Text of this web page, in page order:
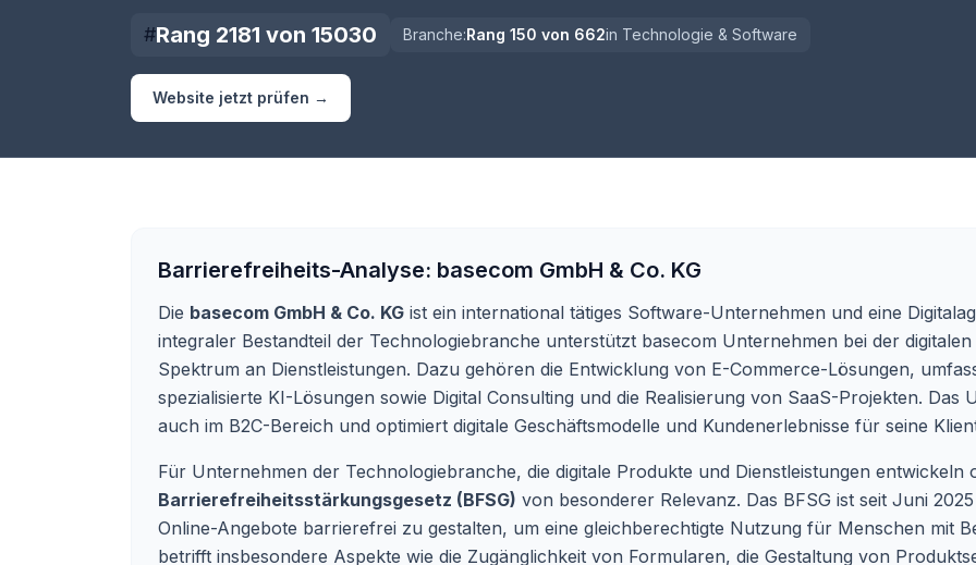
#Rang 2181 von 15030 Branche:Rang 150 von 662in Technologie & Software
Website jetzt prüfen →
Barrierefreiheits-Analyse: basecom GmbH & Co. KG
Die basecom GmbH & Co. KG ist ein international tätiges Software-Unternehmen und eine
integraler Bestandteil der Technologiebranche unterstützt basecom Unternehmen bei der
Spektrum an Dienstleistungen. Dazu gehören die Entwicklung von E-Commerce-Lösungen,
spezialisierte KI-Lösungen sowie Digital Consulting und die Realisierung von SaaS-Projekten. Das
auch im B2C-Bereich und optimiert digitale Geschäftsmodelle und Kundenerlebnisse für seine
Für Unternehmen der Technologiebranche, die digitale Produkte und Dienstleistungen entwickeln
Barrierefreiheitsstärkungsgesetz (BFSG) von besonderer Relevanz. Das BFSG ist seit Juni
Online-Angebote barrierefrei zu gestalten, um eine gleichberechtigte Nutzung für Menschen mit
betrifft insbesondere Aspekte wie die Zugänglichkeit von Formularen, die Gestaltung von